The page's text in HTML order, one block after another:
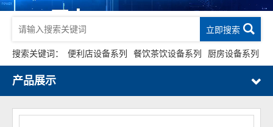
立即搜索
搜索关键词： 便利店设备系列 餐饮茶饮设备系列 厨房设备系列
产品展示